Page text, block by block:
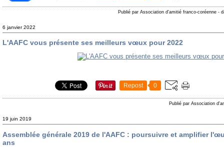
Publié par Association d'amitié franco-coréenne -
6 janvier 2022
L'AAFC vous présente ses meilleurs vœux pour 2022
Repost 0
Publié par Association
19 juin 2019
Assemblée générale 2019 de l'AAFC : poursuivre et amplifier
ans